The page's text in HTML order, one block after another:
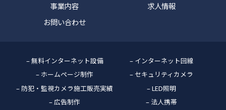
事業内容
求人情報
お問い合わせ
– 無料インターネット設備
– インターネット回線
– ホームページ制作
– セキュリティカメラ
– 防犯・監視カメラ施工販売実績
– LED照明
– 広告制作
– 法人携帯